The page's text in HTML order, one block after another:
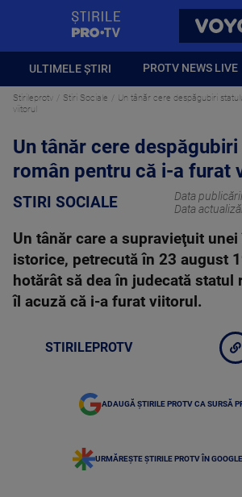
ULTIMELE ȘTIRI PROTV NEWS LIVE
Stirileprotv Stiri Sociale
Un tânăr cere despăgubiri
viitorul
Un tânăr cere
român pentru că i-a furat
STIRI SOCIALE Data publicării:
Data
Un tânăr care a supravieţuit
istorice, petrecută în 23 august
hotărât să dea în judecată statul
îl acuză că i-a furat viitorul.
STIRILEPROTV
ADAUGĂ ȘTIRILE PROTV CA SURSĂ
URMĂREȘTE ȘTIRILE PROTV ÎN